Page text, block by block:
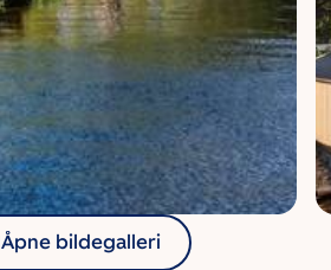
Åpne bildegalleri